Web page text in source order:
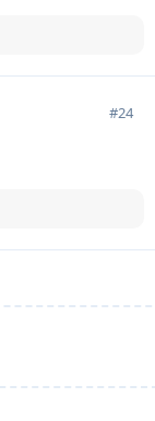
#24